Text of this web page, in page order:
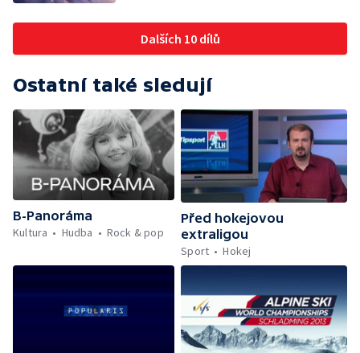
Dalších 10 dílů
Ostatní také sledují
B-Panoráma
Kultura
Hudba Rock & pop
Před hokejovou
extraligou
Sport
Hokej